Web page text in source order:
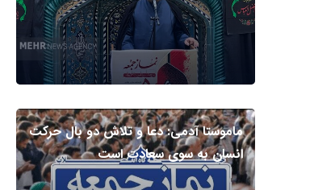
ماموستا آدمی: دعا و تلاش دو بال حرکت
انسان به سوی سعادت است